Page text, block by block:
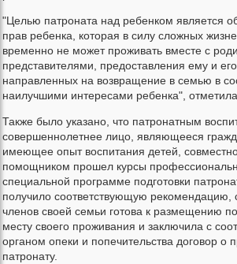
"Целью патроната над ребенком является
прав ребенка, которая в силу сложных
временно не может проживать вместе с
представителями, предоставления ему и его
направленных на возвращение в семью в
наилучшими интересами ребенка", отметила
Также было указано, что патронатным
совершеннолетнее лицо, являющееся
имеющее опыт воспитания детей,
помощником прошел курсы
специальной программе подготовки
получило соответствующую рекомендацию,
членов своей семьи готова к размещению
месту своего проживания и заключила с
органом опеки и попечительства договор о
патронату.